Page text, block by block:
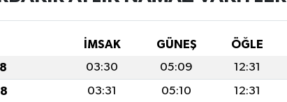
İMSAK GÜNEŞ ÖĞLE
03:30 05:09 12:31
03:31 05:10 12:31